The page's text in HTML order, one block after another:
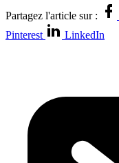
Partagez l'article sur :
Pinterest
LinkedIn